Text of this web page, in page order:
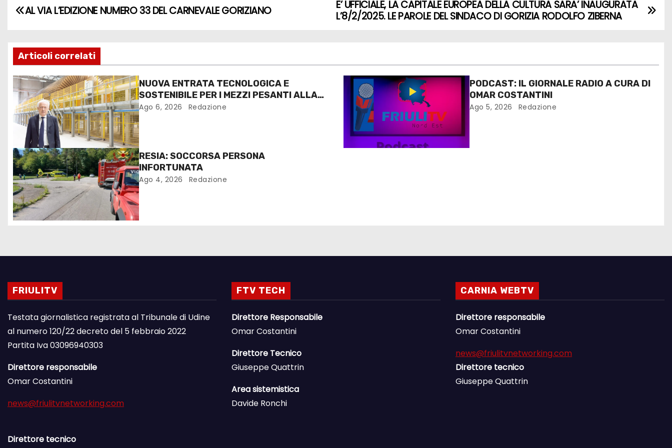
E’ UFFICIALE, LA CAPITALE EUROPEA DELLA CULTURA SARA’ INAUGURATA
L’8/2/2025. LE PAROLE DEL SINDACO DI GORIZIA RODOLFO ZIBERNA
AL VIA L’EDIZIONE NUMERO 33 DEL CARNEVALE GORIZIANO
Articoli correlati
NUOVA ENTRATA TECNOLOGICA E
SOSTENIBILE PER I MEZZI PESANTI ALLA
FANTONI DI OSOPPO
Ago 6, 2026 Redazione
PODCAST: IL GIORNALE RADIO A CURA DI
OMAR COSTANTINI
Ago 5, 2026 Redazione
RESIA: SOCCORSA PERSONA
INFORTUNATA
Ago 4, 2026 Redazione
FRIULITV
Testata giornalistica registrata al Tribunale di Udine
al numero 120/22 decreto del 5 febbraio 2022
Partita Iva 03096940303
Direttore responsabile
Omar Costantini
news@friulitvnetworking.com
Direttore tecnico
FTV TECH
Direttore Responsabile
Omar Costantini
Direttore Tecnico
Giuseppe Quattrin
Area sistemistica
Davide Ronchi
CARNIA WEBTV
Direttore responsabile
Omar Costantini
news@friulitvnetworking.com
Direttore tecnico
Giuseppe Quattrin